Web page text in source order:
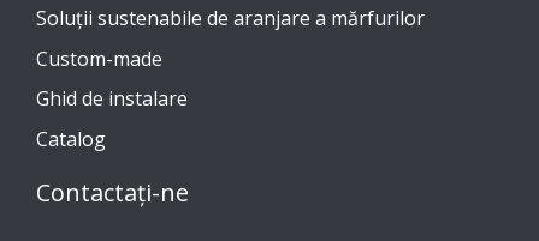
Soluții sustenabile de aranjare a mărfurilor
Custom-made
Ghid de instalare
Catalog
Contactați-ne